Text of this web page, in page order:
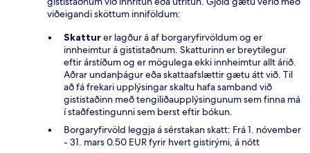
viðeigandi sköttum inniföldum:
Skatturer lagður á af borgaryfirvöldum og er
innheimtur á gististaðnum. Skatturinn er breytilegur
eftir árstíðum og er mögulega ekki innheimtur allt árið.
Aðrar undanþágur eða skattaafslættir gætu átt við. Til
að fá frekari upplýsingar skaltu hafa samband við
gististaðinn með tengiliðaupplýsingunum sem finna má
í staðfestingunni sem berst eftir bókun.
Borgaryfirvöld leggja á sérstakan skatt: Frá 1. nóvember
- 31. mars 0.50 EUR fyrir hvert gistirými, á nótt